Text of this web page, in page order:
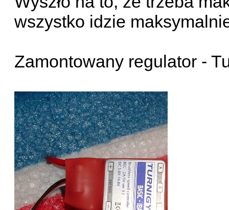
wszystko idzie
Zamontowany regulator -